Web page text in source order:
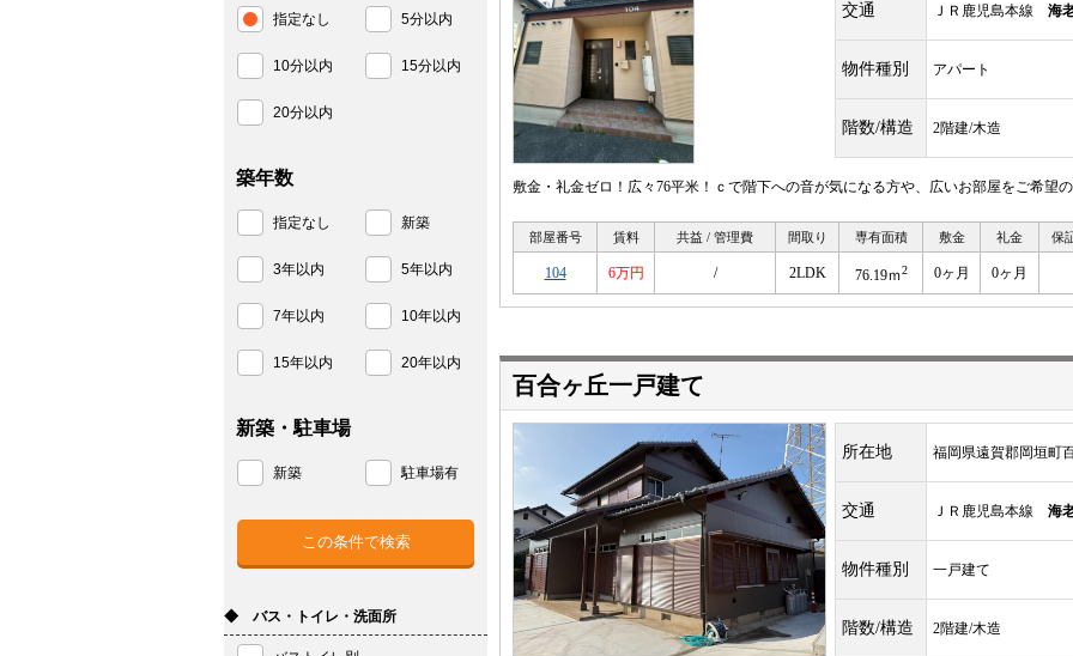
交通 ＪＲ鹿児島本線 海
物件種別 アパート
階数/構造 2階建/木造
敷金・礼金ゼロ！広々76平米！ｃで階下への音が気になる方や、広いお部屋をご希望
部屋番号 賃料 共益 / 管理費 間取り 専有面積 敷金 礼金 保
104 6万円 / 2LDK 76.19ｍ2 0ヶ月 0ヶ月
百合ヶ丘一戸建て
所在地 福岡県遠賀郡岡垣町
交通 ＪＲ鹿児島本線 海
物件種別 一戸建て
階数/構造 2階建/木造
指定なし 5分以内
10分以内 15分以内
20分以内
築年数
指定なし 新築
3年以内 5年以内
7年以内 10年以内
15年以内 20年以内
新築・駐車場
新築 駐車場有
◆ バス・トイレ・洗面所